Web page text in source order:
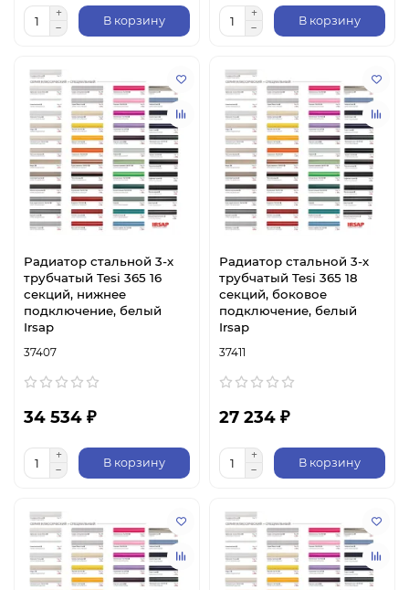
В корзину В корзину
Радиатор стальной 3-х
трубчатый Tesi 365 16
секций, нижнее
подключение, белый
Irsap
37407
34 534 ₽
В корзину
Радиатор стальной 3-х
трубчатый Tesi 365 18
секций, боковое
подключение, белый
Irsap
37411
27 234 ₽
В корзину